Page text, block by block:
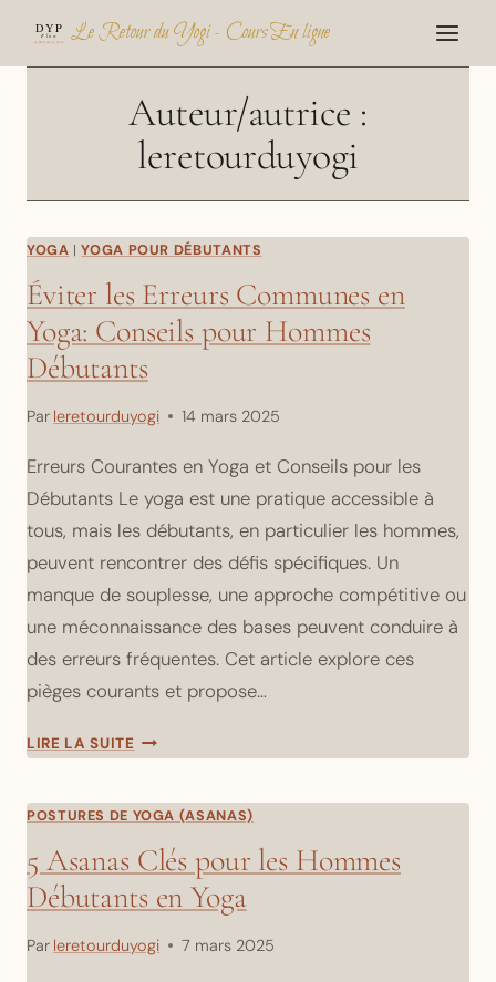
Le Retour du Yogi - Cours En ligne
Auteur/autrice :
leretourduyogi
YOGA |YOGA POUR DÉBUTANTS
Éviter les Erreurs Communes en
Yoga: Conseils pour Hommes
Débutants
Par leretourduyogi 14 mars 2025
Erreurs Courantes en Yoga et Conseils pour les
Débutants Le yoga est une pratique accessible à
tous, mais les débutants, en particulier les hommes,
peuvent rencontrer des défis spécifiques. Un
manque de souplesse, une approche compétitive ou
une méconnaissance des bases peuvent conduire à
des erreurs fréquentes. Cet article explore ces
pièges courants et propose…
LIRE LA SUITE ÉVITER
LES
COMMUNES
YOGA:
CONSEILS
POUR
HOMMES
POSTURES DE YOGA (ASANAS)
5 Asanas Clés pour les Hommes
Débutants en Yoga
Par leretourduyogi 7 mars 2025